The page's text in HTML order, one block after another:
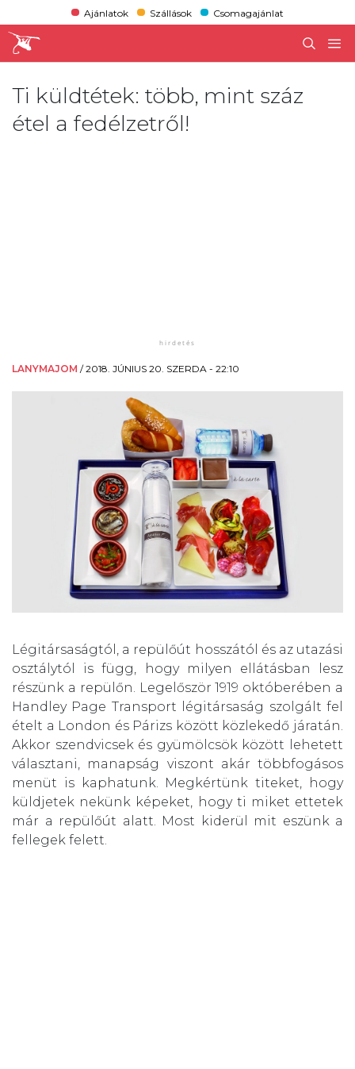
Ajánlatok Szállások Csomagajánlat
Ti küldtétek: több, mint száz
étel a fedélzetről!
LANYMAJOM /2018. JÚNIUS 20. SZERDA - 22:10
Légitársaságtól, a repülőút hosszától és az utazási
osztálytól is függ, hogy milyen ellátásban lesz
részünk a repülőn. Legelőször 1919 októberében a
Handley Page Transport légitársaság szolgált fel
ételt a London és Párizs között közlekedő járatán.
Akkor szendvicsek és gyümölcsök között lehetett
választani, manapság viszont akár többfogásos
menüt is kaphatunk. Megkértünk titeket, hogy
küldjetek nekünk képeket, hogy ti miket ettetek
már a repülőút alatt. Most kiderül mit eszünk a
fellegek felett.